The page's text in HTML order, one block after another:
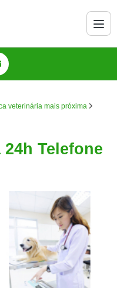
veterinária mais próxima
Telefone